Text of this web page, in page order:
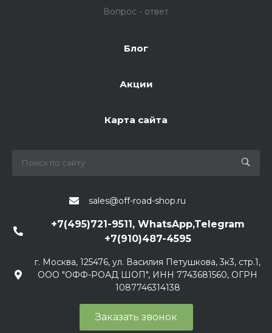
Вопрос - ответ
Блог
Акции
Карта сайта
sales@off-road-shop.ru
+7(495)721-9511, WhatsApp,Telegram
+7(910)487-4595
г. Москва, 125476, ул. Василия Петушкова, 3к3, стр.1,
ООО "ОФФ-РОАД ШОП", ИНН 7743681560, ОГРН
1087746314138
Заказать звонок